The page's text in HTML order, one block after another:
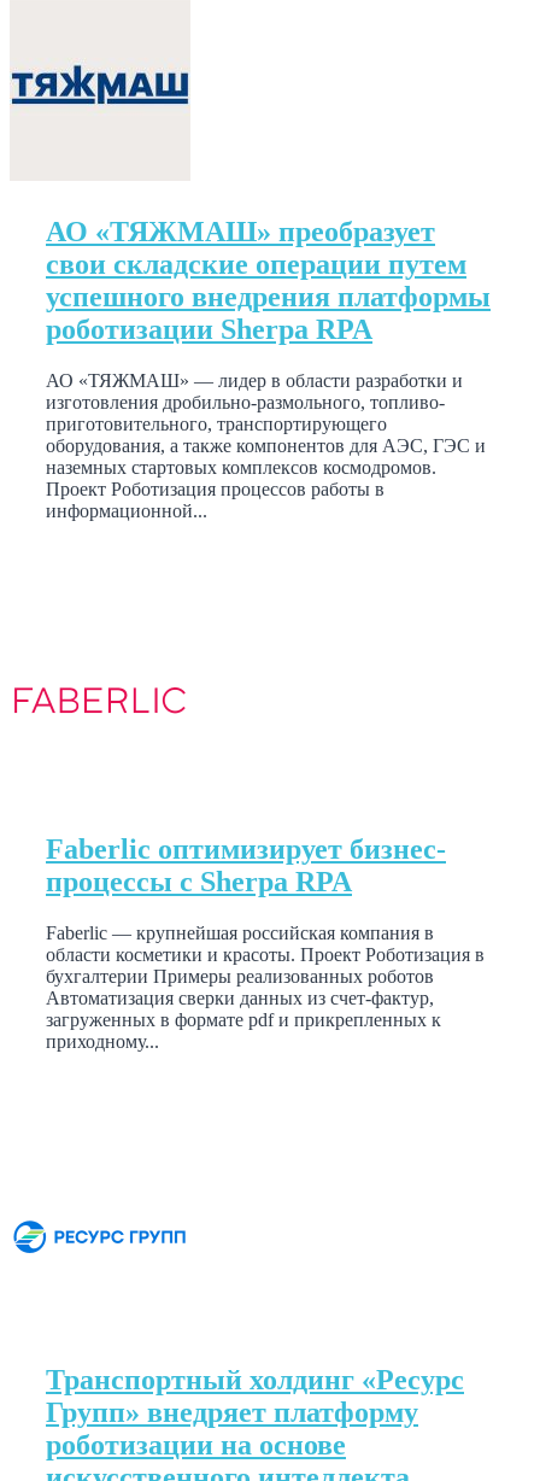
АО «ТЯЖМАШ» преобразует
свои складские операции путем
успешного внедрения платформы
роботизации Sherpa RPA
АО «ТЯЖМАШ» — лидер в области разработки и
изготовления дробильно-размольного, топливо-
приготовительного, транспортирующего
оборудования, а также компонентов для АЭС, ГЭС и
наземных стартовых комплексов космодромов.
Проект Роботизация процессов работы в
информационной...
Faberlic оптимизирует бизнес-
процессы с Sherpa RPA
Faberlic — крупнейшая российская компания в
области косметики и красоты. Проект Роботизация в
бухгалтерии Примеры реализованных роботов
Автоматизация сверки данных из счет-фактур,
загруженных в формате pdf и прикрепленных к
приходному...
Транспортный холдинг «Ресурс
Групп» внедряет платформу
роботизации на основе